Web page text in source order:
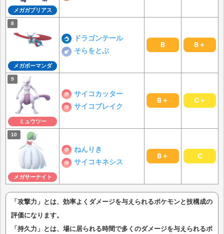
メガガブリアス
メガボーマンダ
ドラゴンテール
そらをとぶ
B B＋
ミュウツー
サイコカッター
サイコブレイク
B＋ C＋
メガサーナイト
ねんりき
サイコキネシス
B＋ C
「攻撃力」とは、効率よくダメージを与えられるポケモンと技構成の
評価になります。
「持久力」とは、場に居られる時間で多くのダメージを与えられるポ